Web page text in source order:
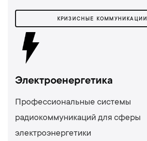
КРИЗИСНЫЕ КОММУНИКАЦИИ
Электроенергетика
Профессиональные системы
радиокоммуникаций для сферы
электроэнергетики